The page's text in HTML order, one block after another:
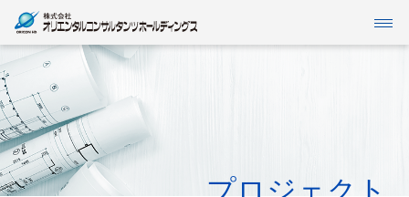
当社グループについて
IR情報
SDGs
事業紹介